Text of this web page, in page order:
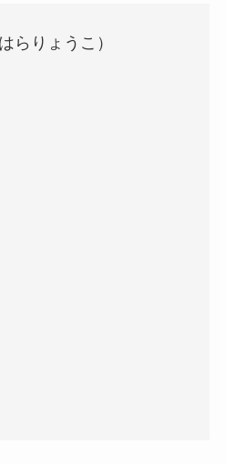
らりょうこ）